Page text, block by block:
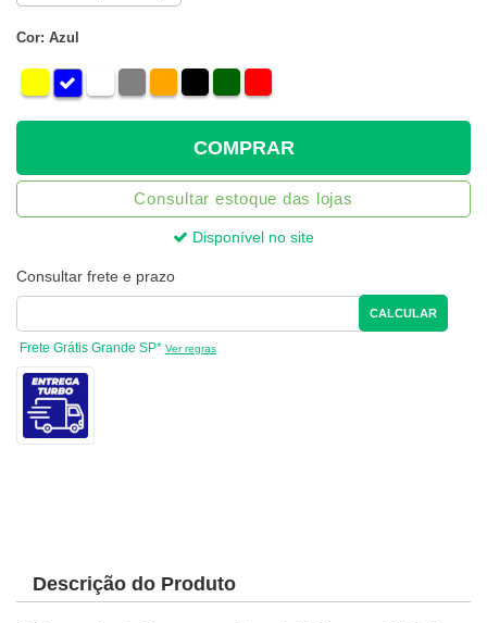
Cor: Azul
COMPRAR
Consultar estoque das lojas
Disponível no site
Consultar frete e prazo
CALCULAR
Frete Grátis Grande SP* Ver regras
Descrição do Produto